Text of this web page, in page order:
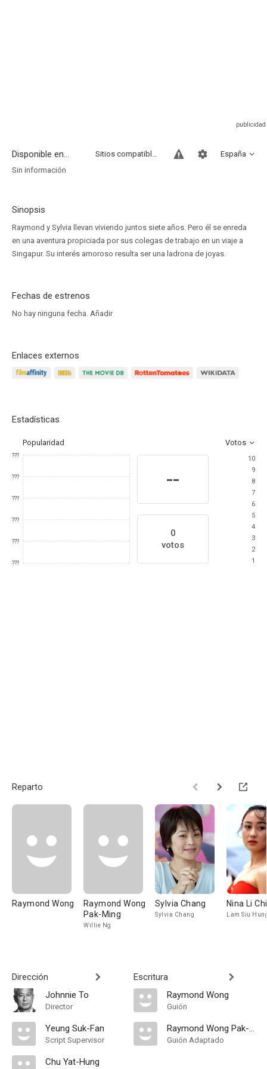
Disponible en... España
Sitios compatibles
Sin información
Sinopsis
Raymond y Sylvia llevan viviendo juntos siete años. Pero él se enreda
en una aventura propiciada por sus colegas de trabajo en un viaje a
Singapur. Su interés amoroso resulta ser una ladrona de joyas.
Fechas de estrenos
No hay ninguna fecha. Añadir
Enlaces externos
Estadísticas
Popularidad Votos
???
???
???
???
???
???
--
0
votos
10
9
8
7
6
5
4
3
2
1
Reparto
Raymond Wong
Raymond Wong
Pak-Ming
Willie Ng
Sylvia Chang
Sylvia Chang
Nina Li Chi
Lam Siu
Dirección
Johnnie To
Director
Yeung Suk-Fan
Script Supervisor
Chu Yat-Hung
Escritura
Raymond Wong
Guión
Raymond Wong Pak-Ming
Guión Adaptado